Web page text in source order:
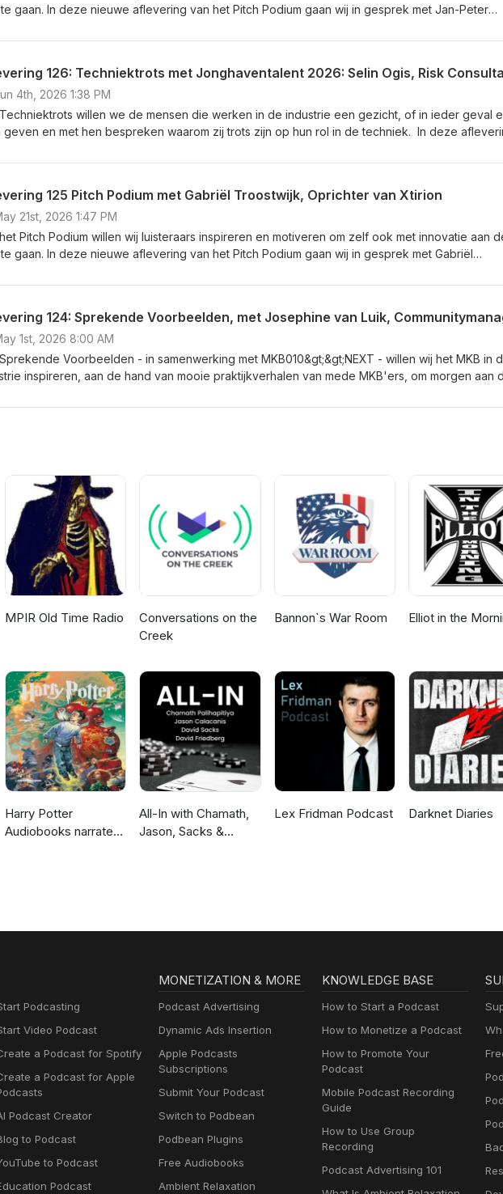
gaan. In deze nieuwe aflevering van het Pitch Podium gaan wij in gesprek met Jan-Peter
van BMS &amp; PSIM Managementsystemen tot toegangscontrole en het MUS project
op + of op 'volgen' te drukken en ontvang de nieuwste aflevering meteen in je playlist!
4th, 2026 1:38 PM
willen we de mensen die werken in de industrie een gezicht, of in ieder geval
geven en met hen bespreken waarom zij trots zijn op hun rol in de techniek. In deze
met een focus op het zichtbaar maken van de onzichtbare krachten van de Rotterdamse
en te laten zien wat er allemaal gebeurt! Abonneer nu op de Innovatie Delegatie Podcast
of op 'volgen' te drukken en ontvang de nieuwste aflevering meteen in je playlist!
125 Pitch Podium met Gabriël Troostwijk, Oprichter van Xtirion
21st, 2026 1:47 PM
Pitch Podium willen wij luisteraars inspireren en motiveren om zelf ook met innovatie aan
gaan. In deze nieuwe aflevering van het Pitch Podium gaan wij in gesprek met Gabriël
technologie die er is, zoals AI en integratieplatformen; en over de samenwerking met
Digital. Abonneer nu op de Innovatie Delegatie Podcast door op + of op 'volgen' te
1st, 2026 8:00 AM
Voorbeelden - in samenwerking met MKB010&gt;&gt;NEXT - willen wij het MKB in
inspireren, aan de hand van mooie praktijkverhalen van mede MKB'ers, om morgen aan
wij met Josephine van Luik, Community Manager bij Security Delta (HSD) en
maar álle medewerkers van een organisatie van de richtlijnen aan
hoogte moet zijn; en over de diensten en oplossingen die het CWM biedt op dit gebied
uit de industrie. Kijk voor meer informatie op https://cwmaakindustrie.nl/. Abonneer nu op
Delegatie door op + of op 'volgen' te drukken en ontvang de nieuwste aflevering
MPIR Old Time Radio
Conversations on the
Creek
Bannon`s War Room Elliot in the
Harry Potter
Audiobooks narrated
All-In with Chamath,
Jason, Sacks &
Lex Fridman Podcast Darknet Diaries
Podcasting
Video Podcast
a Podcast for Spotify
a Podcast for Apple
Podcast Creator
to Podcast
to Podcast
Podcast
MONETIZATION & MORE
Podcast Advertising
Dynamic Ads Insertion
Apple Podcasts
Subscriptions
Submit Your Podcast
Switch to Podbean
Podbean Plugins
Free Audiobooks
Ambient Relaxation
KNOWLEDGE BASE
How to Start a Podcast
How to Monetize a Podcast
How to Promote Your
Podcast
Mobile Podcast Recording
Guide
How to Use Group
Recording
Podcast Advertising 101